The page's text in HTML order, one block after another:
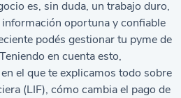
es, sin duda, un trabajo duro,
oportuna y confiable
podés gestionar tu pyme de
en cuenta esto,
el que te explicamos todo sobre
(LIF), cómo cambia el pago de